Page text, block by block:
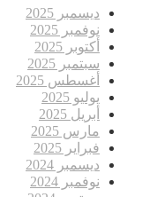
ديسمبر 2025
نوفمبر 2025
أكتوبر 2025
سبتمبر 2025
أغسطس 2025
يوليو 2025
أبريل 2025
مارس 2025
فبراير 2025
ديسمبر 2024
نوفمبر 2024